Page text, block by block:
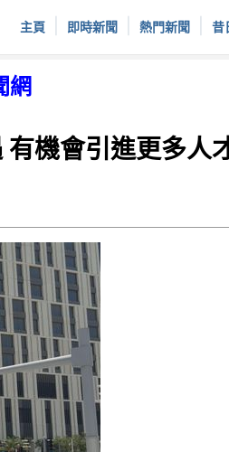
主頁 即時新聞 熱門新聞 昔
網
機會引進更多人